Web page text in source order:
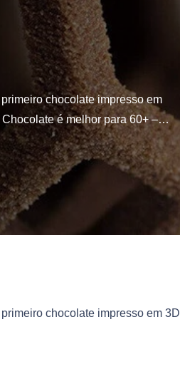
chocolate impresso em
é melhor para 60+ –…
chocolate impresso em